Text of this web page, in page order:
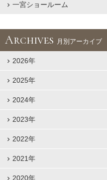
一宮ショールーム
Archives 月別アーカイブ
2026年
2025年
2024年
2023年
2022年
2021年
2020年